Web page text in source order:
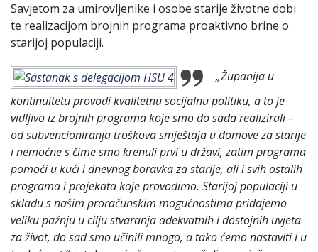
Savjetom za umirovljenike i osobe starije životne dobi
te realizacijom brojnih programa proaktivno brine o
starijoj populaciji.
„Županija u
kontinuitetu provodi kvalitetnu socijalnu politiku, a to je
vidljivo iz brojnih programa koje smo do sada realizirali –
od subvencioniranja troškova smještaja u domove za starije
i nemoćne s čime smo krenuli prvi u državi, zatim programa
pomoći u kući i dnevnog boravka za starije, ali i svih ostalih
programa i projekata koje provodimo. Starijoj populaciji u
skladu s našim proračunskim mogućnostima pridajemo
veliku pažnju u cilju stvaranja adekvatnih i dostojnih uvjeta
za život, do sad smo učinili mnogo, a tako ćemo nastaviti i u